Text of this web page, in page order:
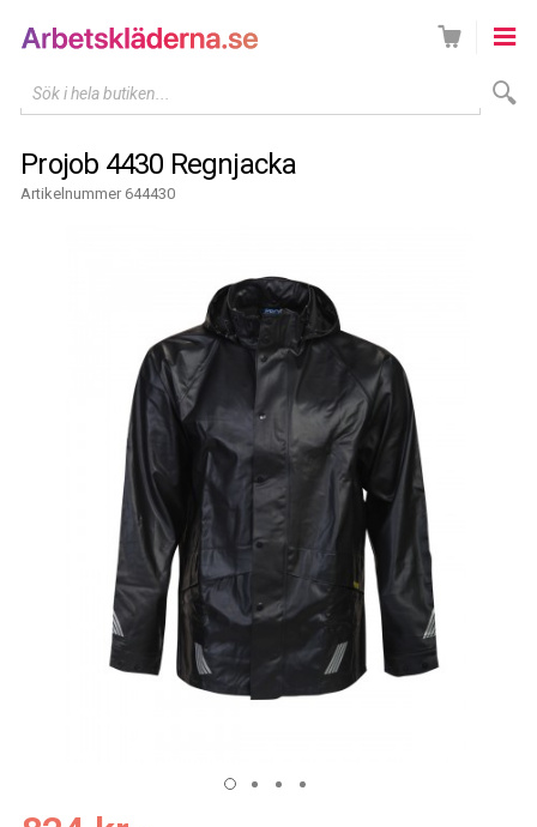
Sök i hela butiken...
Projob 4430 Regnjacka
Artikelnummer 644430